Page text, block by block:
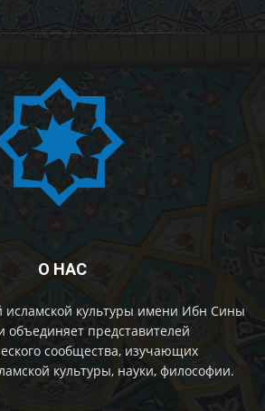
О НАС
исламской культуры имени Ибн Сины
объединяет представителей
сообщества, изучающих
культуры, науки, философии.